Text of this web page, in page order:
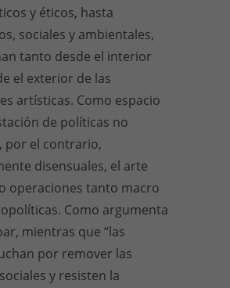
y éticos, hasta
sociales y ambientales,
tanto desde el interior
el exterior de las
artísticas. Como espacio
de políticas no
por el contrario,
disensuales, el arte
operaciones tanto macro
Como argumenta
mientras que “las
por remover las
y resisten la